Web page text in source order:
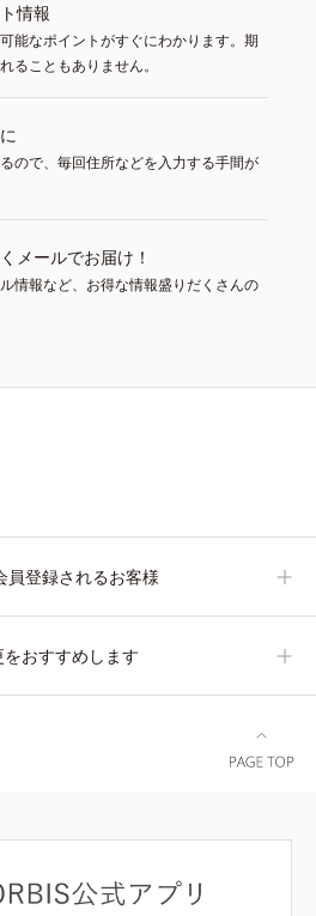
情報
能なポイントがすぐにわかります。期
ることもありません。
ので、毎回住所などを入力する手間が
メールでお届け！
情報など、お得な情報盛りだくさんの
員登録されるお客様
おすすめします